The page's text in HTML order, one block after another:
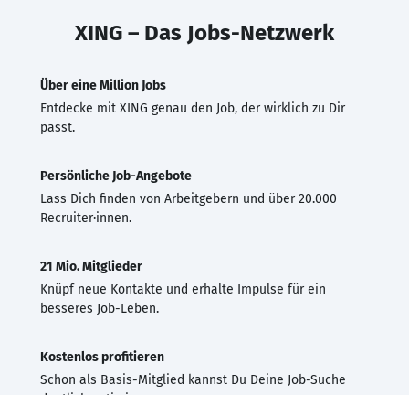
XING – Das Jobs-Netzwerk
Über eine Million Jobs
Entdecke mit XING genau den Job, der wirklich zu Dir
passt.
Persönliche Job-Angebote
Lass Dich finden von Arbeitgebern und über 20.000
Recruiter·innen.
21 Mio. Mitglieder
Knüpf neue Kontakte und erhalte Impulse für ein
besseres Job-Leben.
Kostenlos profitieren
Schon als Basis-Mitglied kannst Du Deine Job-Suche